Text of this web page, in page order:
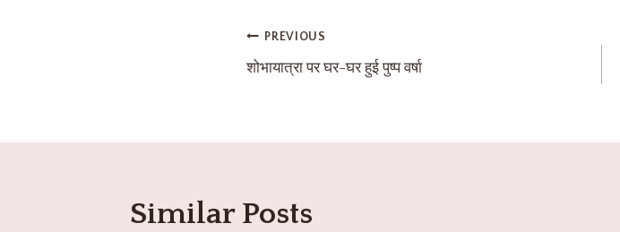
PREVIOUS
शोभायात्रा पर घर-घर हुई पुष्प वर्षा
Similar Posts